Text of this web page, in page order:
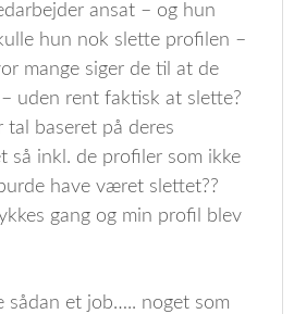
ansat – og hun
hun nok slette profilen –
mange siger de til at de
uden rent faktisk at slette?
tal baseret på deres
så inkl. de profiler som ikke
have været slettet??
gang og min profil blev
sådan et job….. noget som